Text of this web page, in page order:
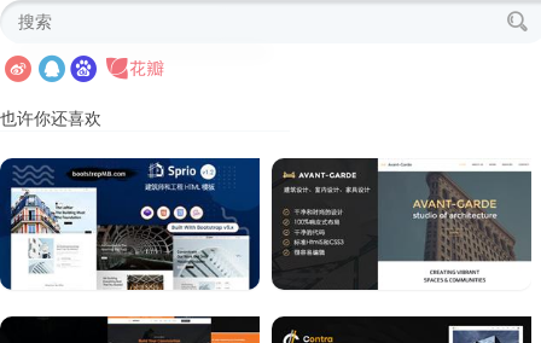
也许你还喜欢